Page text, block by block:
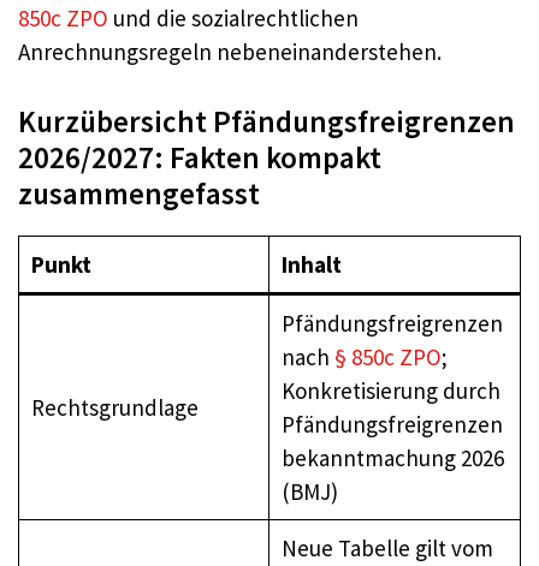
850c ZPO und die sozialrechtlichen
Anrechnungsregeln nebeneinanderstehen.
Kurzübersicht Pfändungsfreigrenzen
2026/2027: Fakten kompakt
zusammengefasst
Punkt Inhalt
Rechtsgrundlage
Pfändungsfreigrenzen
nach § 850c ZPO;
Konkretisierung durch
Pfändungsfreigrenzen
bekanntmachung 2026
(BMJ)
Neue Tabelle gilt vom